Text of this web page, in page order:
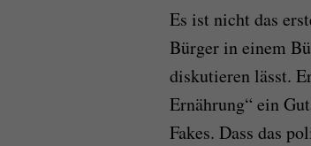
Es ist nicht das
Bürger in einem
diskutieren lässt.
Ernährung“ ein
Fakes. Dass das